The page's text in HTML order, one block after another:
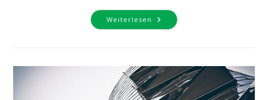
Weiterlesen Quis
Ligula